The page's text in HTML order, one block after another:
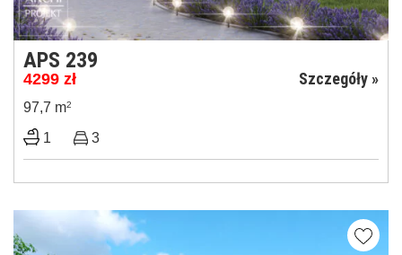
APS 239
4299 zł Szczegóły »
97,7 m2
1 3